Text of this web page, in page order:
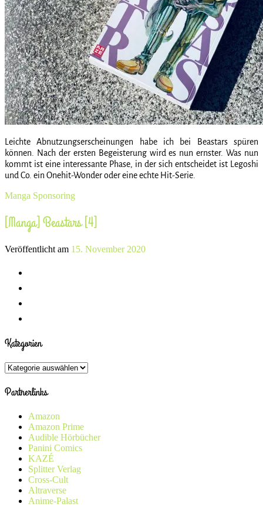
Leichte Abnutzungserscheinungen habe ich bei Beastars spüren
können. Nach der ersten Begeisterung wird es nun ernster. Was nun
kommt ist eine interessante Phase, in der sich entscheidet ist Legoshi
und Co. ein Onehit-Wonder oder eine echte Hit-Serie.
Manga Sponsoring
[Manga] Beastars [4]
Veröffentlicht am 15. November 2020
Kategorien
Kategorien
Partnerlinks
Amazon
Amazon Prime
Audible Hörbücher
Panini Comics
KAZÉ
Splitter Verlag
Cross-Cult
Altraverse
Anime-Palast